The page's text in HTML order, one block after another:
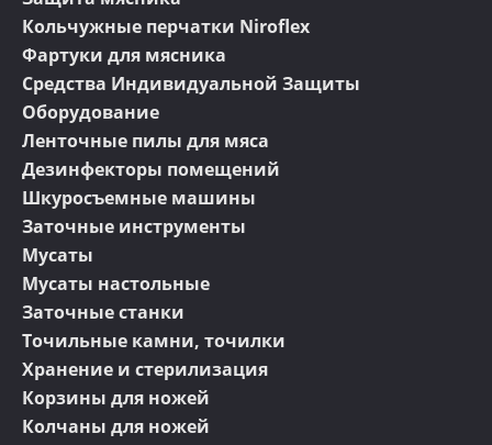
Кольчужные перчатки Niroflex
Фартуки для мясника
Средства Индивидуальной Защиты
Оборудование
Ленточные пилы для мяса
Дезинфекторы помещений
Шкуросъемные машины
Заточные инструменты
Мусаты
Мусаты настольные
Заточные станки
Точильные камни, точилки
Хранение и стерилизация
Корзины для ножей
Колчаны для ножей